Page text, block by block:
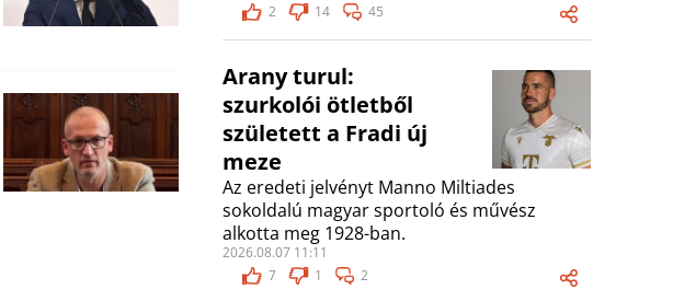
2
14 45
Arany turul:
szurkolói ötletből
született a Fradi új
meze
Az eredeti jelvényt Manno Miltiades
sokoldalú magyar sportoló és művész
alkotta meg 1928-ban.
2026.08.07 11:11
7
1 2